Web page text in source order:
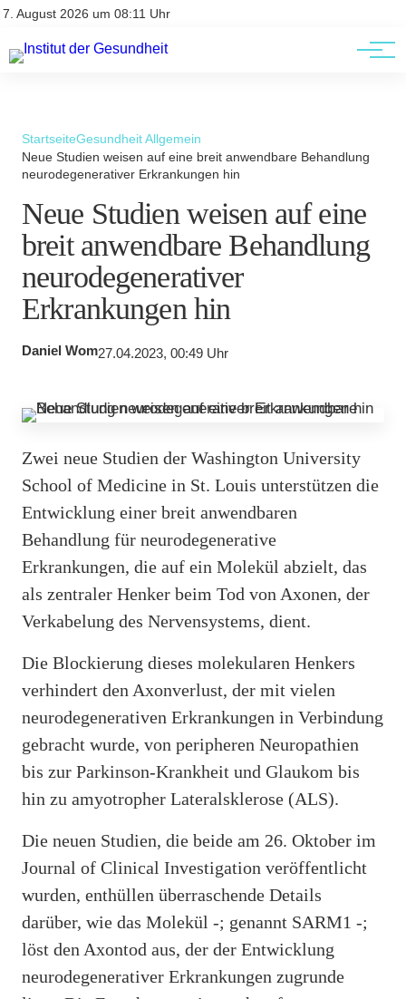
7. August 2026 um 08:11 Uhr
Kontakt
Kontakt
AGBs
StartseiteGesundheit Allgemein
Neue Studien weisen auf eine breit anwendbare Behandlung
neurodegenerativer Erkrankungen hin
Neue Studien weisen auf eine
breit anwendbare Behandlung
neurodegenerativer
Erkrankungen hin
Daniel Wom27.04.2023, 00:49 Uhr
Zwei neue Studien der Washington University
School of Medicine in St. Louis unterstützen die
Entwicklung einer breit anwendbaren
Behandlung für neurodegenerative
Erkrankungen, die auf ein Molekül abzielt, das
als zentraler Henker beim Tod von Axonen, der
Verkabelung des Nervensystems, dient.
Die Blockierung dieses molekularen Henkers
verhindert den Axonverlust, der mit vielen
neurodegenerativen Erkrankungen in Verbindung
gebracht wurde, von peripheren Neuropathien
bis zur Parkinson-Krankheit und Glaukom bis
hin zu amyotropher Lateralsklerose (ALS).
Die neuen Studien, die beide am 26. Oktober im
Journal of Clinical Investigation veröffentlicht
wurden, enthüllen überraschende Details
darüber, wie das Molekül -; genannt SARM1 -;
löst den Axontod aus, der der Entwicklung
neurodegenerativer Erkrankungen zugrunde